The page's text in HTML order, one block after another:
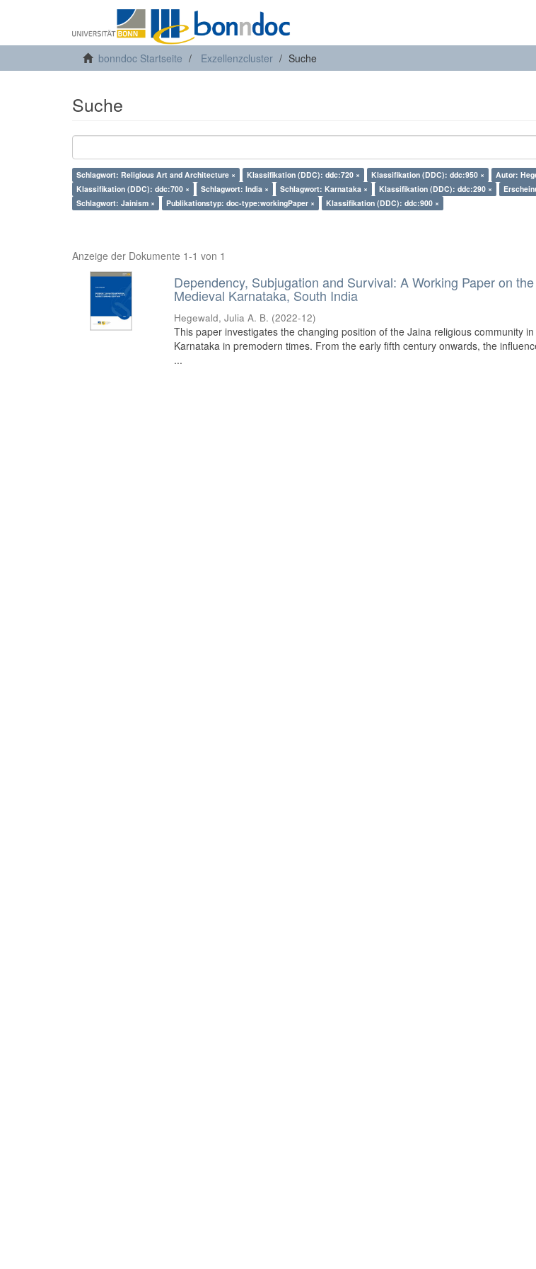
bonndoc Startseite Exzellenzcluster Suche
Suche
Schlagwort: Religious Art and Architecture × Klassifikation (DDC): ddc:720 × Klassifikation (DDC): ddc:950 ×
Autor:
Klassifikation (DDC): ddc:700 ×
Schlagwort: India × Schlagwort: Karnataka × Klassifikation (DDC): ddc:290 ×
Schlagwort: Jainism ×
Publikationstyp: doc-type:workingPaper × Klassifikation (DDC): ddc:900 ×
Anzeige der Dokumente 1-1 von 1
Dependency, Subjugation and Survival: A Working Paper on
Medieval Karnataka, South India
Hegewald, Julia A. B. (2022-12)
This paper investigates the changing position of the Jaina religious community
Karnataka in premodern times. From the early fifth century onwards, the
...